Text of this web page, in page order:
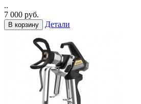
..
7 000 руб.
В корзину Детали